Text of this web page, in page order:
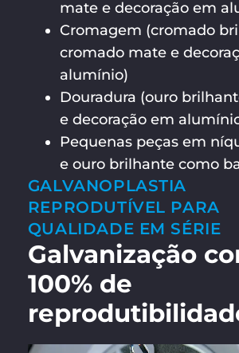
mate e decoração em
Cromagem (cromado
cromado mate e
alumínio)
Douradura (ouro
e decoração em
Pequenas peças em
e ouro brilhante como
GALVANOPLASTIA
REPRODUTÍVEL PARA
QUALIDADE EM SÉRIE
Galvanização
100% de